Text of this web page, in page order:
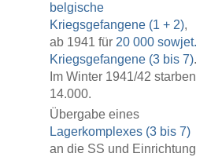
belgische
Kriegsgefangene (1 + 2),
ab 1941 für20 000 sowjet.
Kriegsgefangene (3 bis 7).
Im Winter 1941/42 starben
14.000.
Übergabe eines
Lagerkomplexes (3 bis 7)
an die SS und Einrichtung